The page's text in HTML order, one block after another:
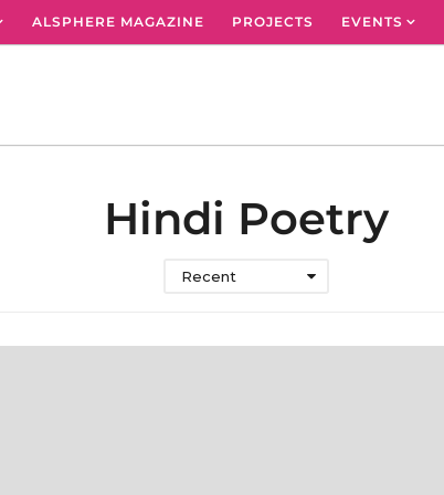
ALSPHERE MAGAZINE PROJECTS EVENTS
Hindi Poetry
Recent